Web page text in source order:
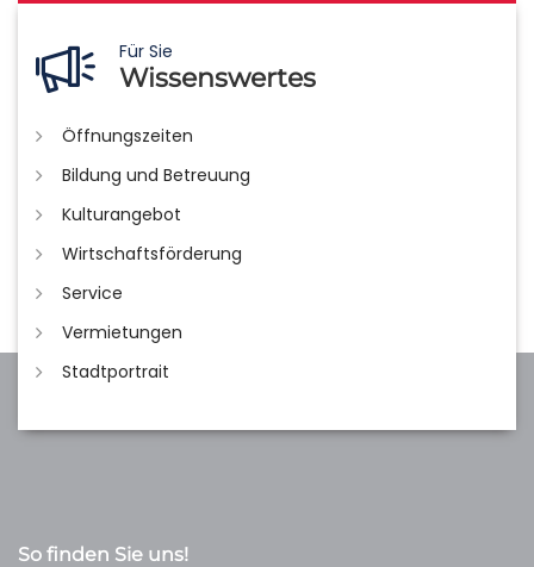
Für Sie
Wissenswertes
Öffnungszeiten
Bildung und Betreuung
Kulturangebot
Wirtschaftsförderung
Service
Vermietungen
Stadtportrait
So finden Sie uns!